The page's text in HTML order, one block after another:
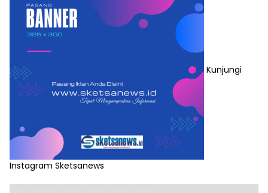
Kunjungi
Instagram Sketsanews